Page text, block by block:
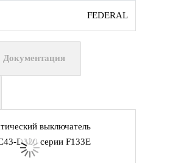
FEDERAL
Документация
выключатель
D320 серии F133E